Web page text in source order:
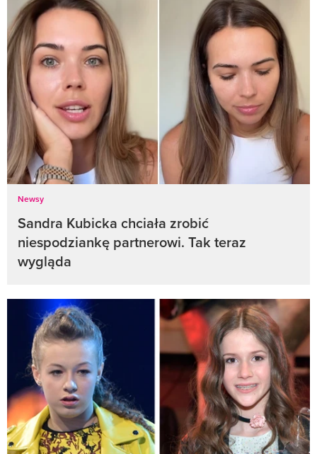
Newsy
Sandra Kubicka chciała zrobić
niespodziankę partnerowi. Tak teraz
wygląda